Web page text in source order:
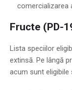
comercializarea
Fructe (PD-
Lista speciilor
extinsă. Pe lângă
acum sunt eligibile